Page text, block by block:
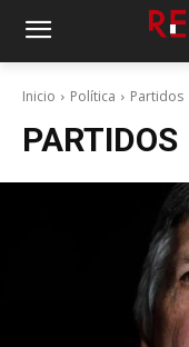
Inicio Política Partidos
PARTIDOS